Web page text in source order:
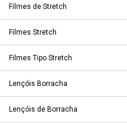
Filmes de Stretch
Filmes Stretch
Filmes Tipo Stretch
Lençóis Borracha
Lençóis de Borracha